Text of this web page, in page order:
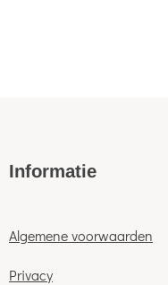
Informatie
Algemene voorwaarden
Privacy